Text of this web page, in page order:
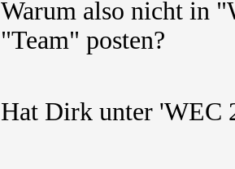
Warum also nicht in
"Team" posten?
Hat Dirk unter 'WEC